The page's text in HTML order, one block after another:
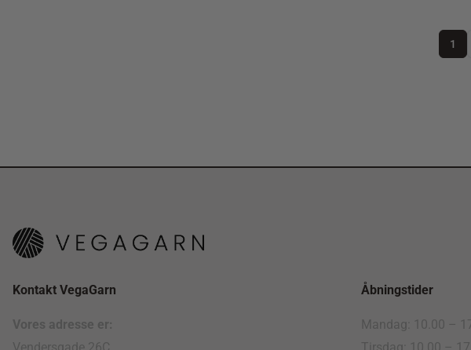
1
Kontakt VegaGarn
Vores adresse er:
Åbningstider
Mandag: 10.00 –